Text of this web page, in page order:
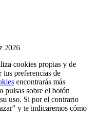
2026
cookies propias y de
tus preferencias de
encontrarás más
pulsas sobre el botón
uso. Si por el contrario
y te indicaremos cómo